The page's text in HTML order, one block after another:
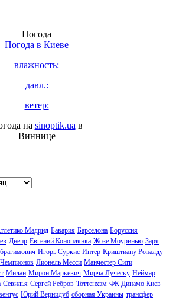
Погода
Погода в Киеве
влажность:
давл.:
ветер:
на sinoptik.ua в
Виннице
Мадрид Бавария Барселона Боруссия
Днепр Евгений Коноплянка Жозе Моуринью Заря
Игорь Суркис Интер Криштиану Роналду
Лионель Месси Манчестер Сити
Милан Мирон Маркевич Мирча Луческу Неймар
Севилья Сергей Ребров Тоттенхэм ФК Динамо Киев
Юрий Вернидуб сборная Украины трансфер